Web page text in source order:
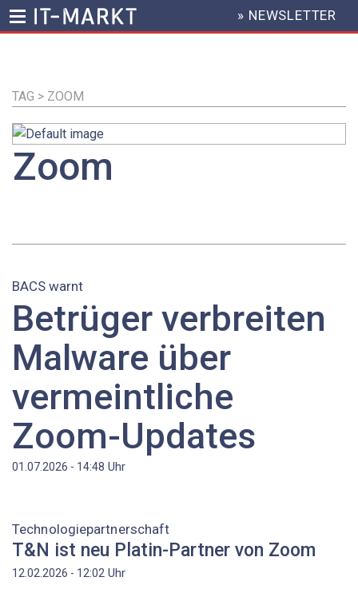
Inhalt
HEADER
MENU
» NEWSLETTER
TAG > ZOOM
Zoom
BACS warnt
Betrüger verbreiten
Malware über
vermeintliche
Zoom-Updates
01.07.2026 - 14:48 Uhr
Technologiepartnerschaft
T&N ist neu Platin-Partner von Zoom
12.02.2026 - 12:02 Uhr